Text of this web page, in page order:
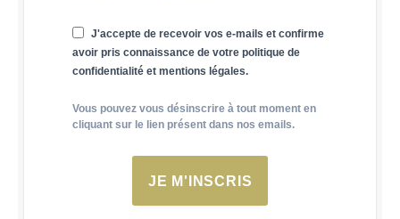
J'accepte de recevoir vos e-mails et confirme
avoir pris connaissance de votre politique de
confidentialité et mentions légales.
Vous pouvez vous désinscrire à tout moment en
cliquant sur le lien présent dans nos emails.
JE M'INSCRIS